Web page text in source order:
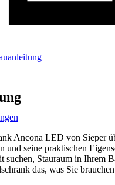
Ancona LED von Sieper
und seine praktischen
suchen, Stauraum in Ihrem
das, was Sie